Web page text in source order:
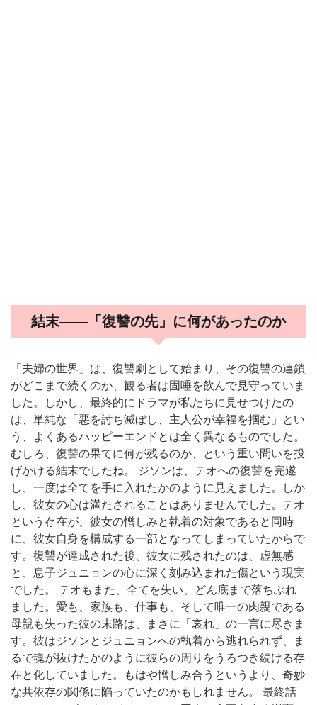
結末——「復讐の先」に何があったのか
「夫婦の世界」は、復讐劇として始まり、その復讐の連鎖
がどこまで続くのか、観る者は固唾を飲んで見守っていま
した。しかし、最終的にドラマが私たちに見せつけたの
は、単純な「悪を討ち滅ぼし、主人公が幸福を掴む」とい
う、よくあるハッピーエンドとは全く異なるものでした。
むしろ、復讐の果てに何が残るのか、という重い問いを投
げかける結末でしたね。 ジソンは、テオへの復讐を完遂
し、一度は全てを手に入れたかのように見えました。しか
し、彼女の心は満たされることはありませんでした。テオ
という存在が、彼女の憎しみと執着の対象であると同時
に、彼女自身を構成する一部となってしまっていたからで
す。復讐が達成された後、彼女に残されたのは、虚無感
と、息子ジュニョンの心に深く刻み込まれた傷という現実
でした。 テオもまた、全てを失い、どん底まで落ちぶれ
ました。愛も、家族も、仕事も、そして唯一の肉親である
母親も失った彼の末路は、まさに「哀れ」の一言に尽きま
す。彼はジソンとジュニョンへの執着から逃れられず、ま
るで魂が抜けたかのように彼らの周りをうろつき続ける存
在と化していました。もはや憎しみ合うというより、奇妙
な共依存の関係に陥っていたのかもしれません。 最終話